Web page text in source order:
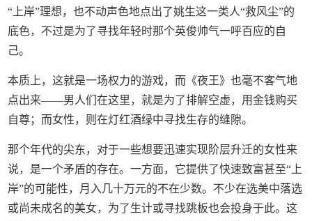
“上岸”理想，也不动声色地点出了姚生这一类人“救风尘”的
底色，不过是为了寻找年轻时那个英俊帅气一呼百应的自
己。
本质上，这就是一场权力的游戏，而《夜王》也毫不客气地
点出来——男人们在这里，就是为了排解空虚，用金钱购买
自尊；而女性，则在灯红酒绿中寻找生存的缝隙。
那个年代的尖东，对于一些想要迅速实现阶层升迁的女性来
说，是一个矛盾的存在。一方面，它提供了快速致富甚至“上
岸”的可能性，月入几十万元的不在少数。不少在选美中落选
或尚未成名的美女，为了生计或寻找跳板也会投身于此。这